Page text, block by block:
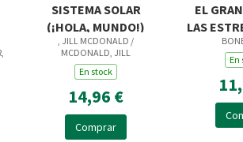
SISTEMA SOLAR
(¡HOLA, MUNDO!)
, JILL MCDONALD /
MCDONALD, JILL
En stock
14,96 €
Comprar
EL
LAS
En